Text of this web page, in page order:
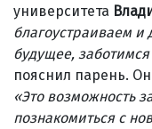
университета
благоустраиваем и
будущее,
пояснил парень.
«Это возможность
познакомиться с